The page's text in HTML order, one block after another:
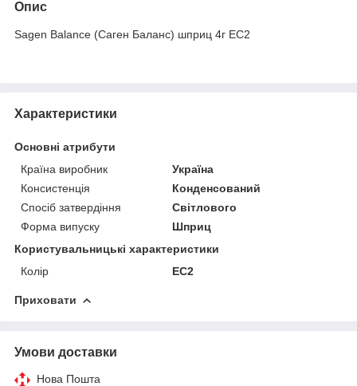
Опис
Sagen Balance (Саген Баланс) шприц 4г EC2
Характеристики
Основні атрибути
Країна виробник
Україна
Консистенція
Конденсований
Спосіб затвердіння
Світлового
Форма випуску
Шприц
Користувальницькі характеристики
Колір
EC2
Приховати
Умови доставки
Нова Пошта